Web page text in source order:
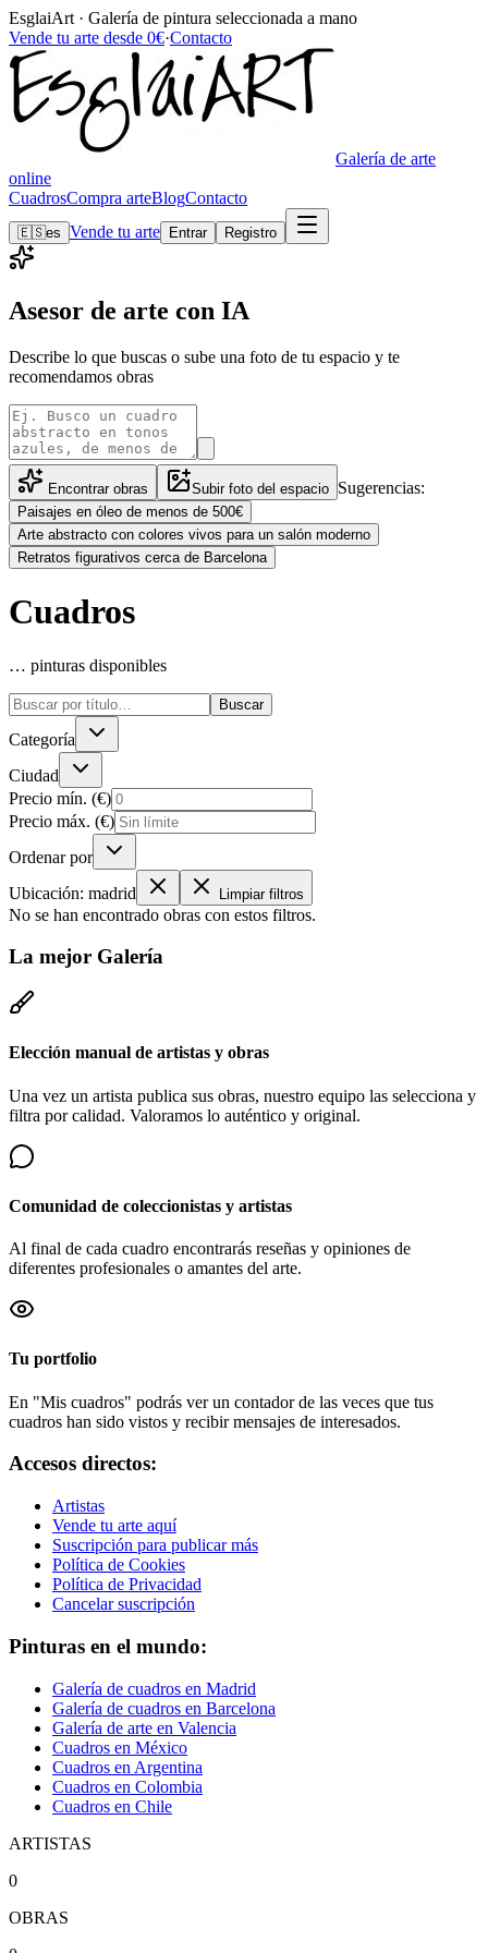
EsglaiArt · Galería de pintura seleccionada a mano
Vende tu arte desde 0€·Contacto
Galería de arte
online
CuadrosCompra arteBlogContacto
🇪🇸es Vende tu arte Entrar Registro
Asesor de arte con IA
Describe lo que buscas o sube una foto de tu espacio y te
recomendamos obras
Encontrar obras Subir foto del espacio Sugerencias:
Paisajes en óleo de menos de 500€
Arte abstracto con colores vivos para un salón moderno
Retratos figurativos cerca de Barcelona
Cuadros
… pinturas disponibles
Buscar
Categoría
Ciudad
Precio mín. (€)
Precio máx. (€)
Ordenar por
Ubicación: madrid Limpiar filtros
No se han encontrado obras con estos filtros.
La mejor Galería
Elección manual de artistas y obras
Una vez un artista publica sus obras, nuestro equipo las selecciona y
filtra por calidad. Valoramos lo auténtico y original.
Comunidad de coleccionistas y artistas
Al final de cada cuadro encontrarás reseñas y opiniones de
diferentes profesionales o amantes del arte.
Tu portfolio
En "Mis cuadros" podrás ver un contador de las veces que tus
cuadros han sido vistos y recibir mensajes de interesados.
Accesos directos:
Artistas
Vende tu arte aquí
Suscripción para publicar más
Política de Cookies
Política de Privacidad
Cancelar suscripción
Pinturas en el mundo:
Galería de cuadros en Madrid
Galería de cuadros en Barcelona
Galería de arte en Valencia
Cuadros en México
Cuadros en Argentina
Cuadros en Colombia
Cuadros en Chile
ARTISTAS
0
OBRAS